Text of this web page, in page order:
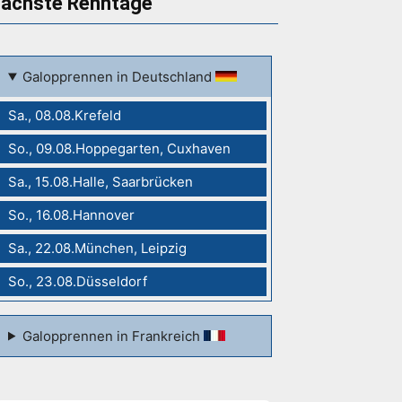
Galopprennen in Deutschland
Sa., 08.08.Krefeld
So., 09.08.Hoppegarten, Cuxhaven
Sa., 15.08.Halle, Saarbrücken
So., 16.08.Hannover
Sa., 22.08.München, Leipzig
So., 23.08.Düsseldorf
Galopprennen in Frankreich